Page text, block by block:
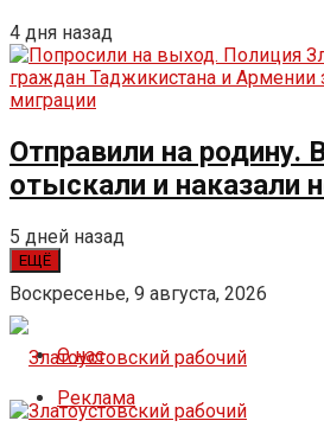
4 дня назад
Отправили на родину.
отыскали и наказали
5 дней назад
ЕЩЁ
Воскресенье, 9 августа, 2026
О нас
Реклама